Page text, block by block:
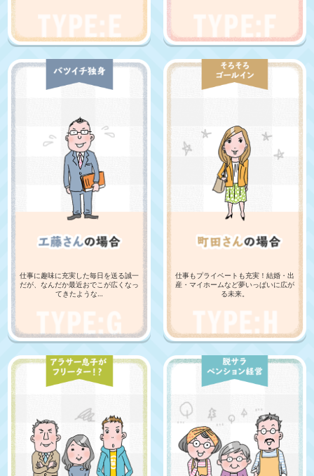
仕事に趣味に充実した毎日を送る誠一
だが、なんだか最近おでこが広くなっ
てきたような…
仕事もプライベートも充実！結婚・出
産・マイホームなど夢いっぱいに広が
る未来。